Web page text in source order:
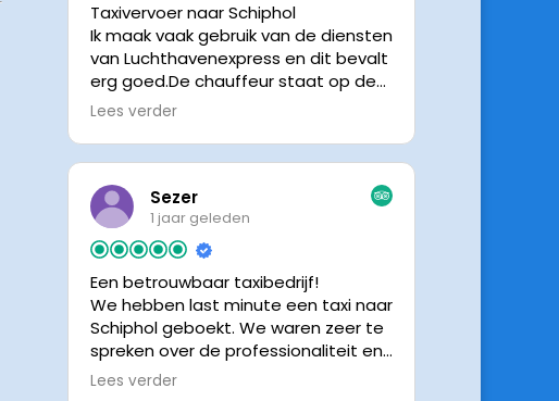
Taxivervoer naar Schiphol
Ik maak vaak gebruik van de diensten
van Luchthavenexpress en dit bevalt
erg goed.De chauffeur staat op de
afgesproken tijd klaar om je op te
neemt de chauffeur direct contact
staat.Altijd nette chauffeurs, en in
mijn geval is het voordeliger dan
parkeren op P3 bij 9 dagen parkeren.
En dan hopen dat je auto geen
schade heeft ivm de krappe
parkeervakken. Ik beveel
Luchthavenexpress dan ook zeker
aan.
Lees verder
Sezer
1 jaar geleden
Een betrouwbaar taxibedrijf!
We hebben last minute een taxi naar
Schiphol geboekt. We waren zeer te
spreken over de professionaliteit en
vriendelijkheid van luchthavenexpres!
Lees verder